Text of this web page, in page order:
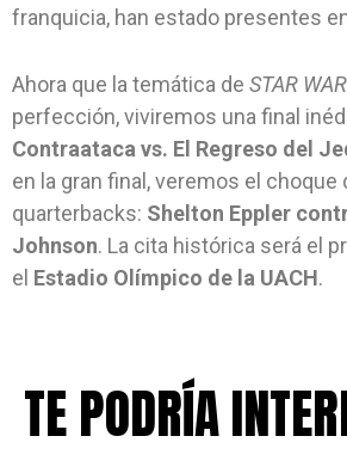
franquicia, han estado presentes
Ahora que la temática de STAR
perfección, viviremos una final
Contraataca vs. El Regreso del
en la gran final, veremos el choque
quarterbacks: Shelton Eppler
Johnson. La cita histórica será el
el Estadio Olímpico de la UACH.
TE PODRÍA